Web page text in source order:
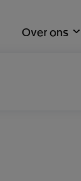
Over ons